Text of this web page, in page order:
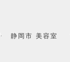
静岡市 美容室